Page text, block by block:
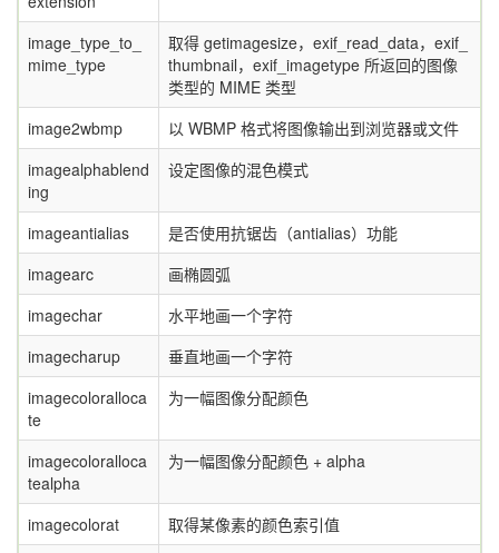
image_type_to_
mime_type
取得 getimagesize，exif_read_data，exif_
thumbnail，exif_imagetype 所返回的图像
类型的 MIME 类型
image2wbmp
以 WBMP 格式将图像输出到浏览器或文件
imagealphablend
ing
设定图像的混色模式
imageantialias
是否使用抗锯齿（antialias）功能
imagearc
画椭圆弧
imagechar
水平地画一个字符
imagecharup
垂直地画一个字符
imagecoloralloca
te
为一幅图像分配颜色
imagecoloralloca
tealpha
为一幅图像分配颜色 + alpha
imagecolorat
取得某像素的颜色索引值